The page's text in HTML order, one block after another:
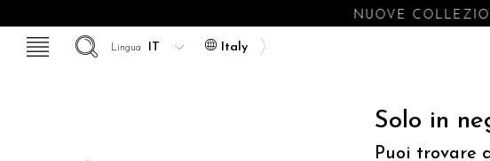
NUOVE
Italy
Lingua
Solo in
Puoi trovare